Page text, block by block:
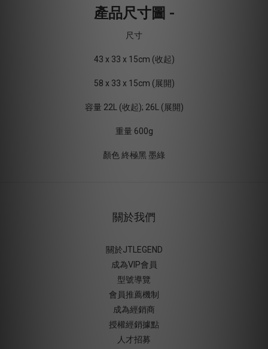
產品尺寸圖 -
尺寸
43 x 33 x 15cm (收起)
58 x 33 x 15cm (展開)
容量 22L (收起); 26L (展開)
重量 600g
顏色 終極黑 墨綠
關於我們
關於JTLEGEND
成為VIP會員
型號導覽
會員推薦機制
成為經銷商
授權經銷據點
人才招募